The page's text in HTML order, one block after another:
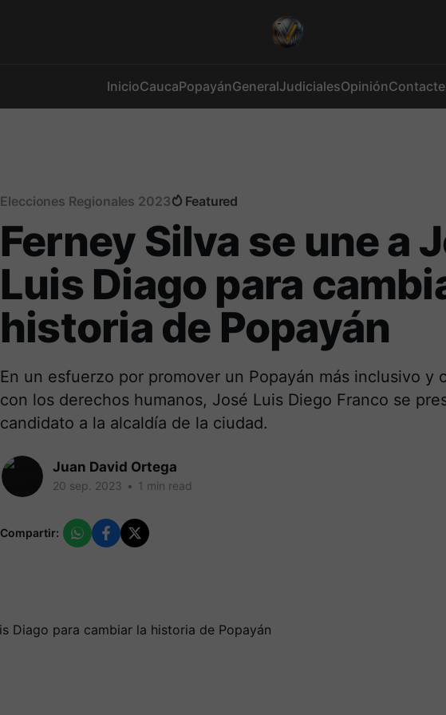
InicioCaucaPopayánGeneralJudicialesOpinión
Elecciones Regionales 2023 Featured
Ferney Silva se une a
Luis Diago para
historia de Popayán
En un esfuerzo por promover un Popayán más inclusivo y
con los derechos humanos, José Luis Diego Franco se
candidato a la alcaldía de la ciudad.
Juan David Ortega
20 sep. 2023 • 1 min read
Compartir: